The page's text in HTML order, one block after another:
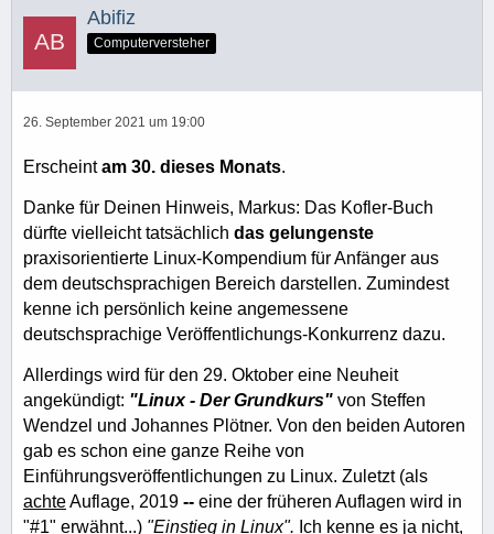
Abifiz
Computerversteher
26. September 2021 um 19:00
Erscheintam 30. dieses Monats.
Danke für Deinen Hinweis, Markus: Das Kofler-Buch
dürfte vielleicht tatsächlich das gelungenste
praxisorientierte Linux-Kompendium für Anfänger aus
dem deutschsprachigen Bereich darstellen. Zumindest
kenne ich persönlich keine angemessene
deutschsprachige Veröffentlichungs-Konkurrenz dazu.
Allerdings wird für den 29. Oktober eine Neuheit
angekündigt: "Linux - Der Grundkurs" von Steffen
Wendzel und Johannes Plötner. Von den beiden Autoren
gab es schon eine ganze Reihe von
Einführungsveröffentlichungen zu Linux. Zuletzt (als
achteAuflage, 2019 -- eine der früheren Auflagen wird in
"#1" erwähnt...) "Einstieg in Linux". Ich kenne es ja nicht,